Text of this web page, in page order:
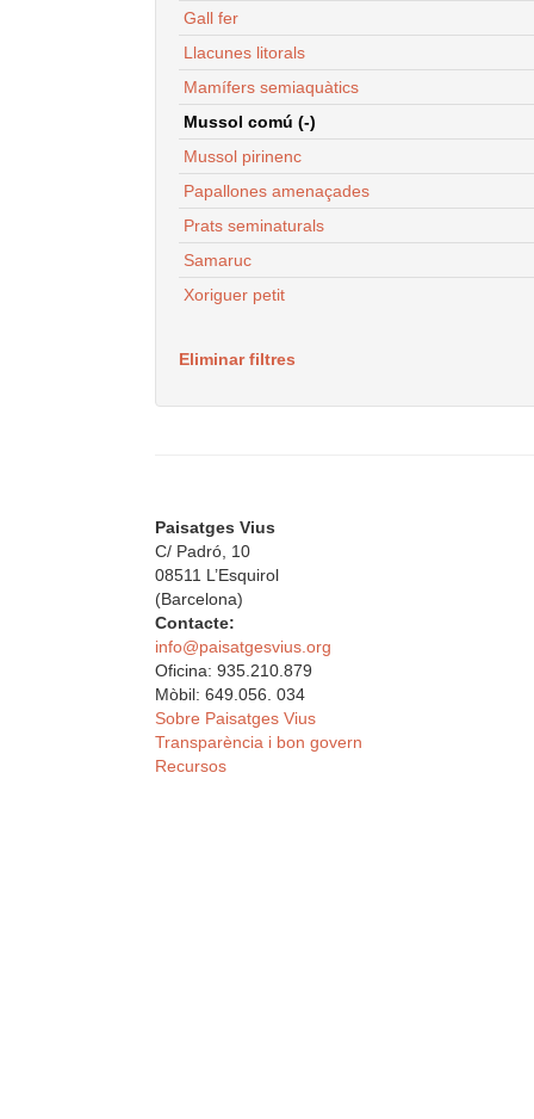
Gall fer
Llacunes litorals
Mamífers semiaquàtics
Mussol comú (-)
Mussol pirinenc
Papallones amenaçades
Prats seminaturals
Samaruc
Xoriguer petit
Eliminar filtres
Paisatges Vius
C/ Padró, 10
08511 L’Esquirol
(Barcelona)
Contacte:
info@paisatgesvius.org
Oficina: 935.210.879
Mòbil: 649.056. 034
Sobre Paisatges Vius
Transparència i bon govern
Recursos